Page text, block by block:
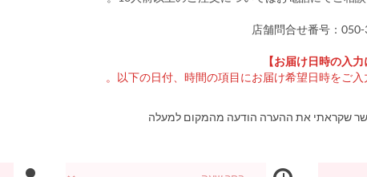
店舗問合せ番号：
以下の日付、時間の項目にお届け希望日時をご入
שקראתי את ההערה הודעה מהמקום למעלה